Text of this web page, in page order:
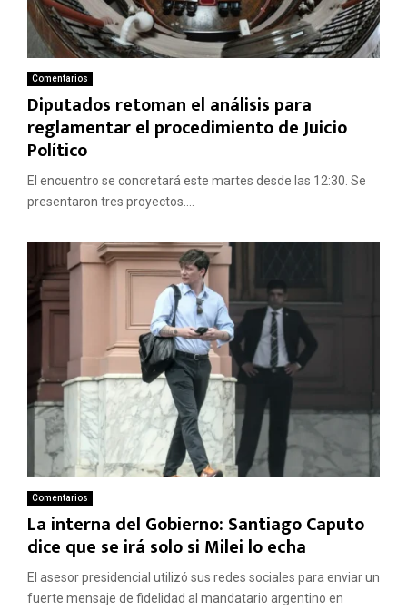
Comentarios
Diputados retoman el análisis para
reglamentar el procedimiento de Juicio
Político
El encuentro se concretará este martes desde las 12:30. Se
presentaron tres proyectos....
Comentarios
La interna del Gobierno: Santiago Caputo
dice que se irá solo si Milei lo echa
El asesor presidencial utilizó sus redes sociales para enviar un
fuerte mensaje de fidelidad al mandatario argentino en